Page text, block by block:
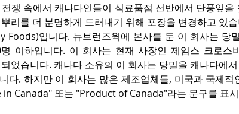
쟁 속에서 캐나다인들이 식료품점 선반에서 단풍잎을
리를 더 분명하게 드러내기 위해 포장을 변경하고 있
Foods)입니다. 뉴브런즈윅에 본사를 둔 이 회사는 당
이하입니다. 이 회사는 현재 사장인 제임스 크로스
었습니다. 캐나다 소유의 이 회사는 당밀을 캐나다에
다. 하지만 이 회사는 많은 제조업체들, 미국과 국제
in Canada" 또는 "Product of Canada"라는 문구를 표